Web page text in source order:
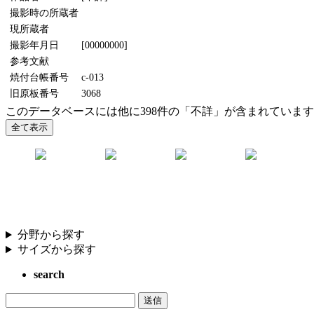
撮影時の所蔵者
現所蔵者
撮影年月日
[00000000]
参考文献
焼付台帳番号
c-013
旧原板番号
3068
このデータベースには他に398件の「不詳」が含まれていま
分野から探す
サイズから探す
search